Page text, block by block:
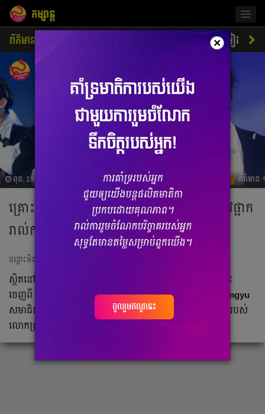
កម្សាន្ត
ព័ត៌មាន ជីវិតតារា ចម្រៀង
ពុធ, 19 មិថុនា 2024 02:09 ព័ត៌មាន
គ្រោះថ្នាក់មើលមិនឃើញ Beomgyu (TXT) ត្រូវផ្អាក
រាល់ការងារទាំងអស់ជាបន្ទាន់នៅពេលនេះ
ចន្លោះមិនឃើញ
ស្ថិតនៅក្នុងសេចក្តីថ្លែងការណ៍មួយដែលបានចេញផ្សាយនៅមុននេះ
ចេញពី
BIGHIT MUSICនៅលើWeverseបាន​ឲ្យដឹងថា​
Beomgyu
សមាជិកក្រុម
បាន​រងរបួស កជើង ហើយរាល់ការងារទាំងអស់របស់
លោកត្រូវផ្អាកសិន។
×
ចូលរួមឥលូវនេះ